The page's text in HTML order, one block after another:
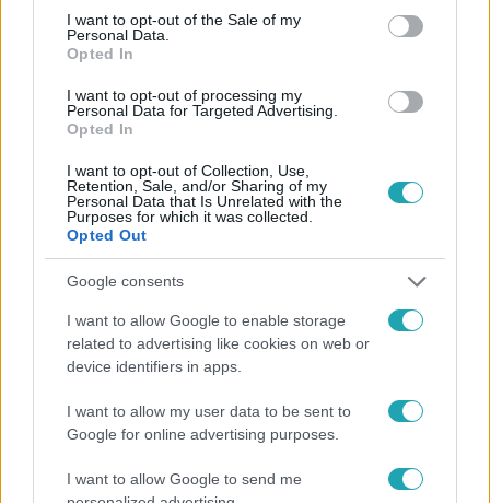
consent section.
I want to opt-out of the Sale of my
Personal Data.
Opted In
I want to opt-out of processing my
Personal Data for Targeted Advertising.
Opted In
I want to opt-out of Collection, Use,
Retention, Sale, and/or Sharing of my
Personal Data that Is Unrelated with the
Purposes for which it was collected.
Opted Out
Google consents
I want to allow Google to enable storage
related to advertising like cookies on web or
device identifiers in apps.
I want to allow my user data to be sent to
Google for online advertising purposes.
I want to allow Google to send me
VÁLOGATÓ #KIMARADT JELENET EXTRA VIDEÓ
BUDAPEST
Népszerű
2:56